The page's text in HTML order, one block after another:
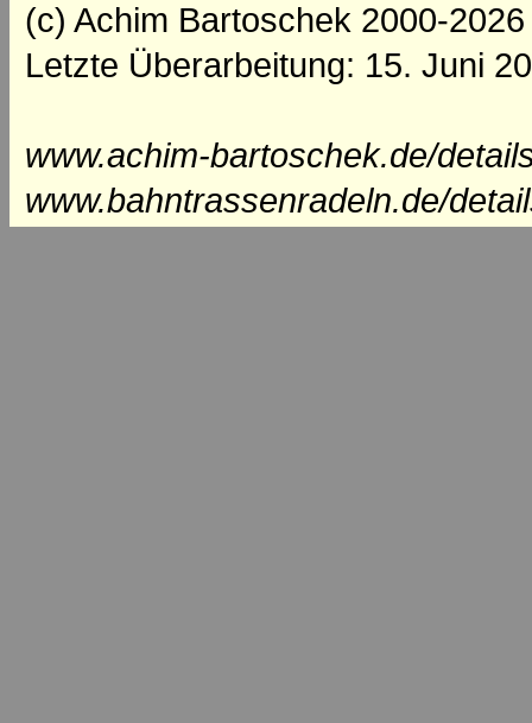
(c) Achim Bartoschek 2000-2026
Letzte Überarbeitung: 15. Juni
www.achim-bartoschek.de/
www.bahntrassenradeln.de/